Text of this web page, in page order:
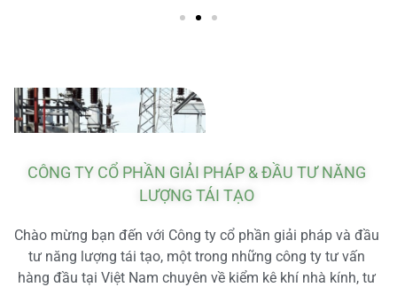
CÔNG TY CỔ PHẦN GIẢI PHÁP & ĐẦU TƯ NĂNG
LƯỢNG TÁI TẠO
Chào mừng bạn đến với Công ty cổ phần giải pháp và đầu
tư năng lượng tái tạo, một trong những công ty tư vấn
hàng đầu tại Việt Nam chuyên về kiểm kê khí nhà kính, tư